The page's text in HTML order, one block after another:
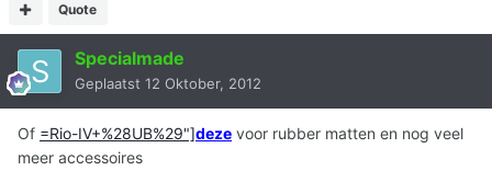
Quote
Specialmade
Geplaatst 12 Oktober, 2012
Of =Rio-IV+%28UB%29"]deze voor rubber matten en nog veel
meer accessoires